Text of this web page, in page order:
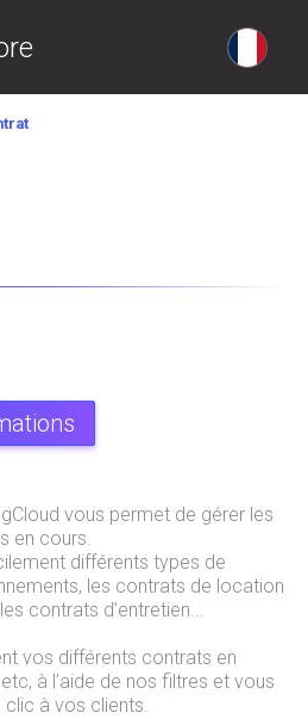
vous permet de gérer les
en cours.
différents types de
les contrats de location
contrats d’entretien...
vos différents contrats en
à l’aide de nos filtres et vous
clic à vos clients.